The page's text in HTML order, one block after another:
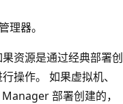
理器。
资源是通过经典部署创
操作。 如果虚拟机、
部署创建的，